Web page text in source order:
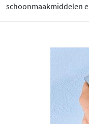
schoonmaakmiddelen